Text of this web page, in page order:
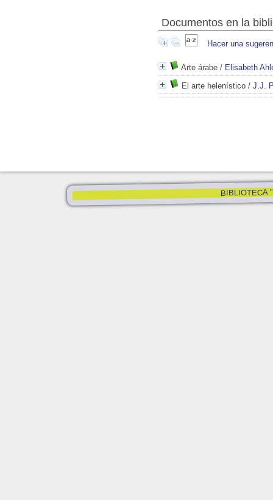
Documentos en la
Hacer una
Arte árabe / Elisabeth
El arte helenístico / J.J.
BIBLIOTECA